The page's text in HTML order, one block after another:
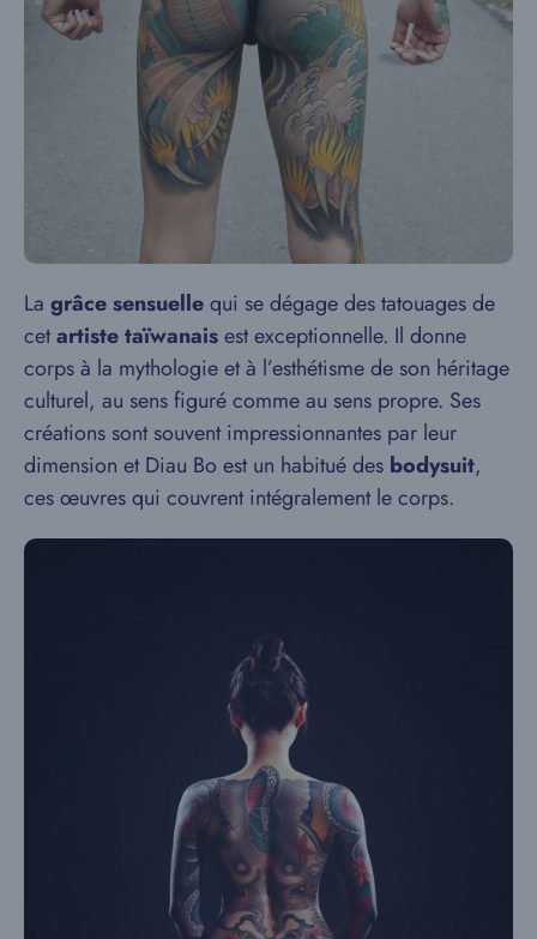
La grâce sensuellequi se dégage des tatouages de
cetartiste taïwanaisest exceptionnelle. Il donne
corps à la mythologie et à l’esthétisme de son héritage
culturel, au sens figuré comme au sens propre. Ses
créations sont souvent impressionnantes par leur
dimension et Diau Bo est un habitué des bodysuit,
ces œuvres qui couvrent intégralement le corps.